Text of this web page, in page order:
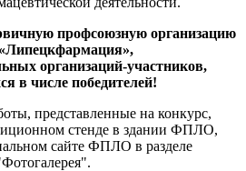
профсоюзную организацию
организаций-участников,
в числе победителей!
представленные на конкурс,
стенде в здании ФПЛО,
сайте ФПЛО в разделе